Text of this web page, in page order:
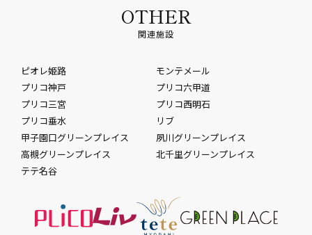
OTHER
関連施設
ピオレ姫路
モンテメール
プリコ神戸
プリコ六甲道
プリコ三宮
プリコ西明石
プリコ垂水
リブ
甲子園口グリーンプレイス
夙川グリーンプレイス
高槻グリーンプレイス
北千里グリーンプレイス
テテ名谷